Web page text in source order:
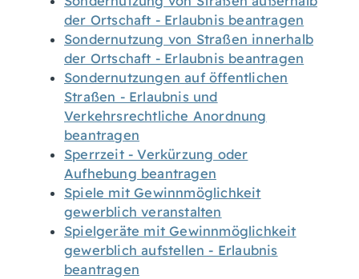
der Ortschaft - Erlaubnis beantragen
Sondernutzung von Straßen innerhalb
der Ortschaft - Erlaubnis beantragen
Sondernutzungen auf öffentlichen
Straßen - Erlaubnis und
Verkehrsrechtliche Anordnung
beantragen
Sperrzeit - Verkürzung oder
Aufhebung beantragen
Spiele mit Gewinnmöglichkeit
gewerblich veranstalten
Spielgeräte mit Gewinnmöglichkeit
gewerblich aufstellen - Erlaubnis
beantragen